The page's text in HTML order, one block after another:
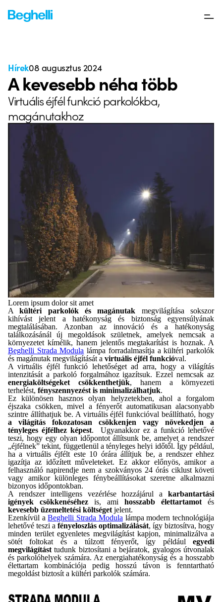
Hírek08 augusztus 2024
A kevesebb néha több
Virtuális éjfél funkció parkolókba,
magánutakhoz
Lorem ipsum dolor sit amet
Akültéri parkolók és magánutak megvilágítása sokszor
kihívást jelent a hatékonyság és biztonság egyensúlyának
megtalálásában. Azonban az innováció és a hatékonyság
találkozásánál új megoldások születnek, amelyek nemcsak a
környezetet kímélik, hanem jelentős megtakarítást is hoznak. A
Beghelli Strada Modula lámpa forradalmasítja a kültéri parkolók
és magánutak megvilágítását a virtuális éjfél funkcióval.
A virtuális éjfél funkció lehetőséget ad arra, hogy a világítás
intenzitását a parkoló forgalmához igazítsuk. Ezzel nemcsak az
energiaköltségeket csökkenthetjük, hanem a környezeti
terhelést, fényszennyezést is minimalizálhatjuk.
Ez különösen hasznos olyan helyzetekben, ahol a forgalom
éjszaka csökken, mivel a fényerőt automatikusan alacsonyabb
szintre állíthatjuk be. A virtuális éjfél funkcióval beállítható, hogy
a világítás fokozatosan csökkenjen vagy növekedjen a
tényleges éjfélhez képest. Ugyanakkor ez a funkció lehetővé
teszi, hogy egy olyan időpontot állítsunk be, amelyet a rendszer
„éjfélnek” tekint, függetlenül a tényleges helyi időtől. Így például,
ha a virtuális éjfélt este 10 órára állítjuk be, a rendszer ehhez
igazítja az időzített műveleteket. Ez akkor előnyös, amikor a
felhasználó napirendje nem a szokványos 24 órás ciklust követi
vagy amikor különleges fénybeállításokat szeretne alkalmazni
bizonyos időpontokban.
A rendszer intelligens vezérlése hozzájárul a karbantartási
igények csökkenéséhez is, ami hosszabb élettartamot és
kevesebb üzemeltetési költséget jelent.
Ezenkívül aBeghelli Strada Modula lámpa modern technológiája
lehetővé teszi a fényeloszlás optimalizálását, így biztosítva, hogy
minden terület egyenletes megvilágítást kapjon, minimalizálva a
sötét foltokat és a túlzott fényerőt, így például egyedi
megvilágítást tudunk biztosítani a bejáratok, gyalogos útvonalak
és parkolóhelyek számára. Az energiahatékonyság és a hosszabb
élettartam kombinációja pedig hosszú távon is fenntartható
megoldást biztosít a kültéri parkolók számára.